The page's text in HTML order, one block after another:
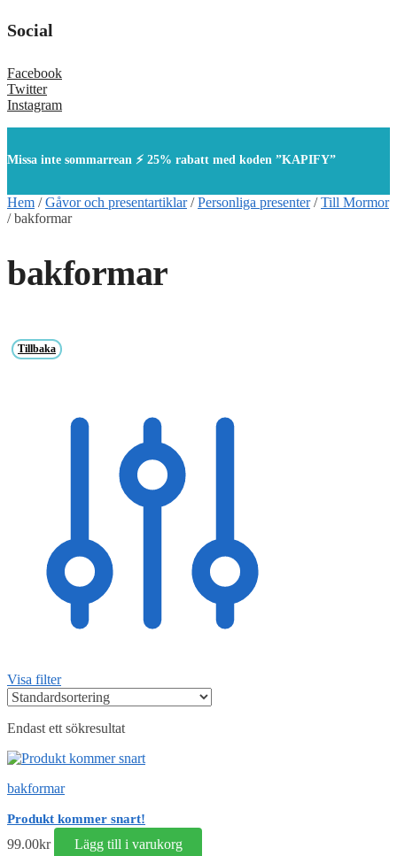
Social
Facebook
Twitter
Instagram
Missa inte sommarrean ⚡ 25% rabatt med koden ”KAPIFY”
Hem /Gåvor och presentartiklar/Personliga presenter/Till Mormor
/bakformar
bakformar
Tillbaka
Visa filter
Endast ett sökresultat
bakformar
Produkt kommer snart!
99.00kr Lägg till i varukorg